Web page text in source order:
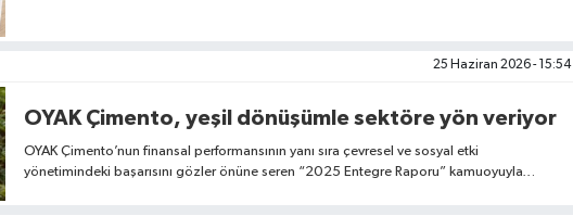
25 Haziran 2026 - 15:54
OYAK Çimento, yeşil dönüşümle sektöre yön veriyor
OYAK Çimento’nun finansal performansının yanı sıra çevresel ve sosyal etki
yönetimindeki başarısını gözler önüne seren “2025 Entegre Raporu” kamuoyuyla